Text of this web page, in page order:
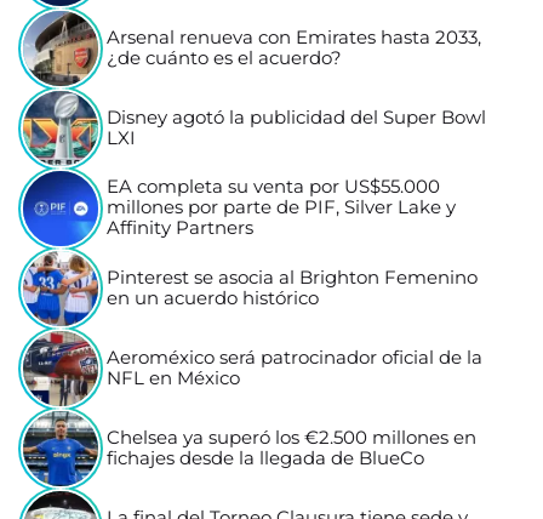
Arsenal renueva con Emirates hasta 2033,
¿de cuánto es el acuerdo?
Disney agotó la publicidad del Super Bowl
LXI
EA completa su venta por US$55.000
millones por parte de PIF, Silver Lake y
Affinity Partners
Pinterest se asocia al Brighton Femenino
en un acuerdo histórico
Aeroméxico será patrocinador oficial de la
NFL en México
Chelsea ya superó los €2.500 millones en
fichajes desde la llegada de BlueCo